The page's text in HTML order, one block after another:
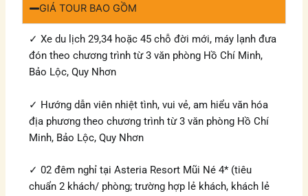
GIÁ TOUR BAO GỒM
✓ Xe du lịch 29,34 hoặc 45 chỗ đời mới, máy lạnh đưa
đón theo chương trình từ 3 văn phòng Hồ Chí Minh,
Bảo Lộc, Quy Nhơn
✓ Hướng dẫn viên nhiệt tình, vui vẻ, am hiểu văn hóa
địa phương theo chương trình từ 3 văn phòng Hồ Chí
Minh, Bảo Lộc, Quy Nhơn
✓ 02 đêm nghỉ tại Asteria Resort Mũi Né 4* (tiêu
chuẩn 2 khách/ phòng; trường hợp lẻ khách, khách lẻ